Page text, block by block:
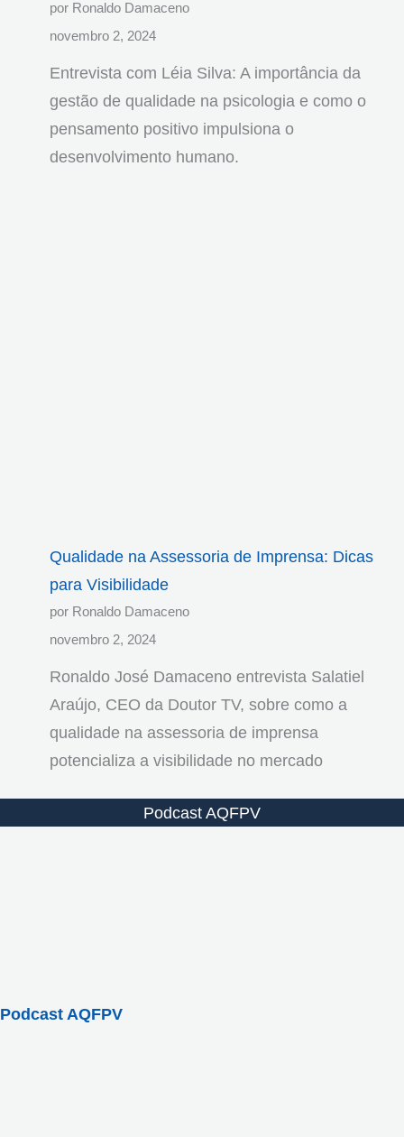
por Ronaldo Damaceno
novembro 2, 2024
Entrevista com Léia Silva: A importância da
gestão de qualidade na psicologia e como o
pensamento positivo impulsiona o
desenvolvimento humano.
Qualidade na Assessoria de Imprensa: Dicas
para Visibilidade
por Ronaldo Damaceno
novembro 2, 2024
Ronaldo José Damaceno entrevista Salatiel
Araújo, CEO da Doutor TV, sobre como a
qualidade na assessoria de imprensa
potencializa a visibilidade no mercado
Podcast AQFPV
Podcast AQFPV